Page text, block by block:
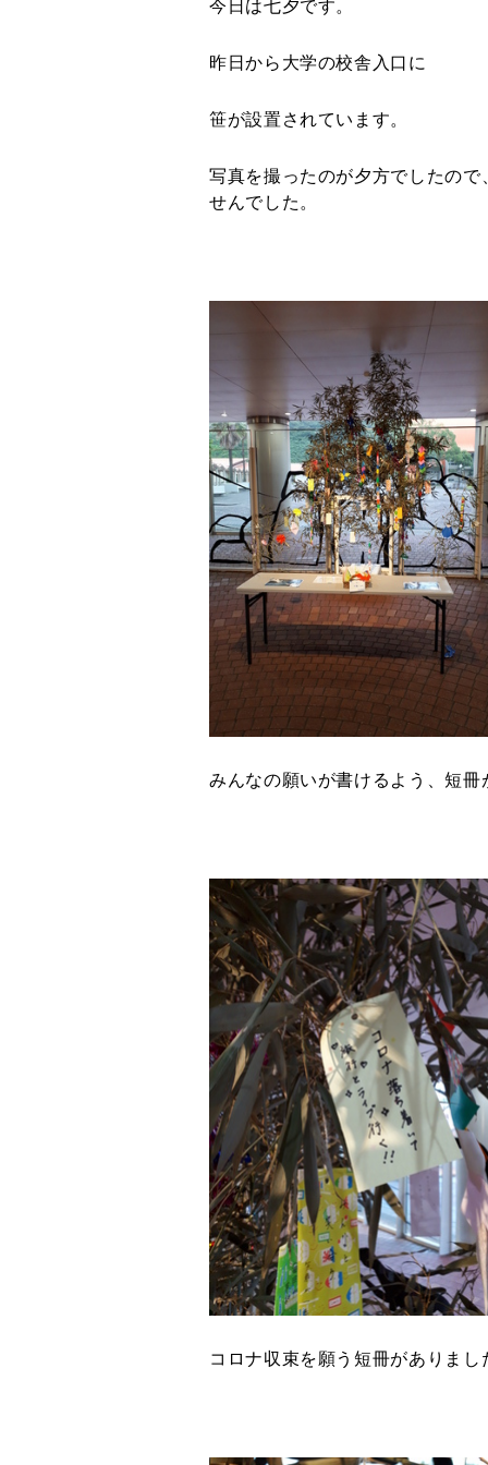
今日は七夕です。
昨日から大学の校舎入口に
笹が設置されています。
写真を撮ったのが夕方でしたの
せんでした。
みんなの願いが書けるよう、短
コロナ収束を願う短冊がありまし